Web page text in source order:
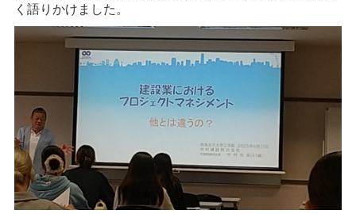
く語りかけました。